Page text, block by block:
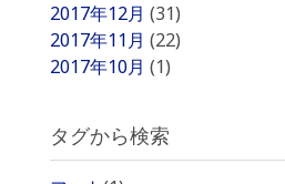
2017年12月 (31)
2017年11月 (22)
2017年10月 (1)
タグから検索